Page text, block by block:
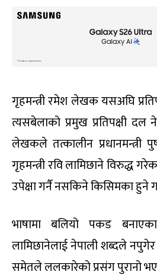
गृहमन्त्री रमेश लेखक यसअघि
त्यसबेलाको प्रमुख प्रतिपक्षी दल
लेखकले तत्कालीन प्रधानमन्त्री
गृहमन्त्री रवि लामिछाने विरुद्ध
उपेक्षा गर्नै नसकिने किसिमका हुने
भाषामा बलियो पकड
लामिछानेलाई नेपाली शब्दले नपुगेर
समेतले ललकारेको प्रसंग पुरानो